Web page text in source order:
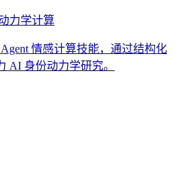
力学计算
情感计算技能，通过结构化
AI 身份动力学研究。